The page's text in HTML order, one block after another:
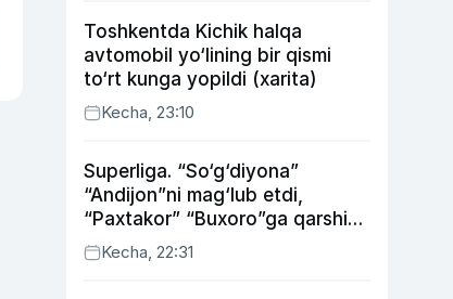
Toshkentda Kichik halqa
avtomobil yo‘lining bir qismi
to‘rt kunga yopildi (xarita)
Kecha, 23:10
Superliga. “So‘g‘diyona”
“Andijon”ni mag‘lub etdi,
“Paxtakor” “Buxoro”ga qarshi
bahsda g‘alabani qo‘ldan
chiqardi
Kecha, 22:31